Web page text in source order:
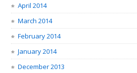
April 2014
March 2014
February 2014
January 2014
December 2013